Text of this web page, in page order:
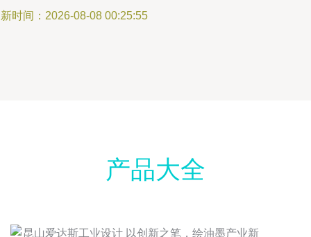
时间：2026-08-08 00:25:55
产品大全